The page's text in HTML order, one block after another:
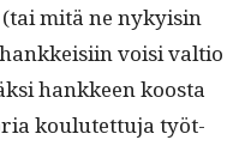
(tai mitä ne nyky­isin
voisi val­tio
han­kkeen koos­ta
koulutet­tu­ja työt­